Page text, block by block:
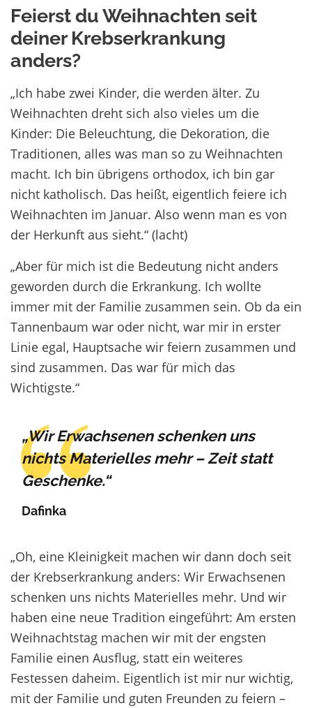
Feierst du Weihnachten seit
deiner Krebserkrankung
anders?
„Ich habe zwei Kinder, die werden älter. Zu
Weihnachten dreht sich also vieles um die
Kinder: Die Beleuchtung, die Dekoration, die
Traditionen, alles was man so zu Weihnachten
macht. Ich bin übrigens orthodox, ich bin gar
nicht katholisch. Das heißt, eigentlich feiere ich
Weihnachten im Januar. Also wenn man es von
der Herkunft aus sieht.“ (lacht)
„Aber für mich ist die Bedeutung nicht anders
geworden durch die Erkrankung. Ich wollte
immer mit der Familie zusammen sein. Ob da ein
Tannenbaum war oder nicht, war mir in erster
Linie egal, Hauptsache wir feiern zusammen und
sind zusammen. Das war für mich das
Wichtigste.“
„Wir Erwachsenen schenken uns
nichts Materielles mehr – Zeit statt
Geschenke.“
Dafinka
„Oh, eine Kleinigkeit machen wir dann doch seit
der Krebserkrankung anders: Wir Erwachsenen
schenken uns nichts Materielles mehr. Und wir
haben eine neue Tradition eingeführt: Am ersten
Weihnachtstag machen wir mit der engsten
Familie einen Ausflug, statt ein weiteres
Festessen daheim. Eigentlich ist mir nur wichtig,
mit der Familie und guten Freunden zu feiern –